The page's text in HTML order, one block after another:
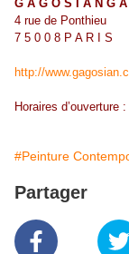
G A G O S I A N G
4 rue de Ponthieu
7 5 0 0 8 P A R I S
http://
Horaires d’ouverture
#Peinture
Partager